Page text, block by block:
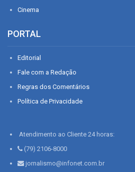
Cinema
PORTAL
Editorial
Fale com a Redação
Regras dos Comentários
Política de Privacidade
Atendimento ao Cliente 24 horas:
(79) 2106-8000
jornalismo@infonet.com.br